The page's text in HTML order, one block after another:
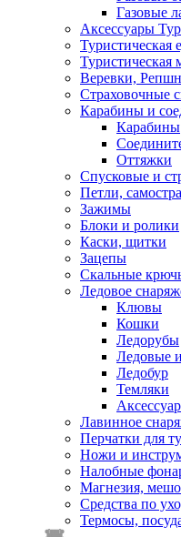
Газовые
Аксессуары
Туристическая
Туристическая
Веревки,
Страховочные
Карабины и
Карабины
Оттяжки
Спусковые и
Петли,
Зажимы
Блоки и ролики
Каски, щитки
Зацепы
Скальные
Ледовое
Клювы
Кошки
Ледорубы
Ледовые
Ледобур
Темляки
Лавинное
Перчатки для
Ножи и
Налобные
Магнезия,
Средства по
Термосы,